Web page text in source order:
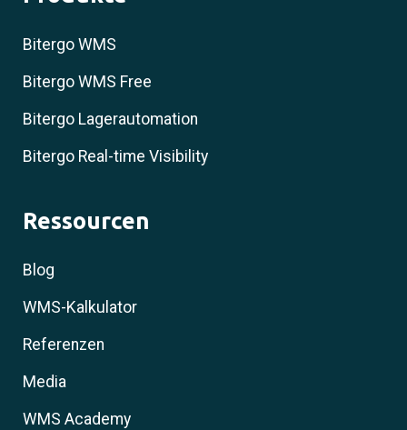
Bitergo WMS
Bitergo WMS Free
Bitergo Lagerautomation
Bitergo Real-time Visibility
Ressourcen
Blog
WMS-Kalkulator
Referenzen
Media
WMS Academy